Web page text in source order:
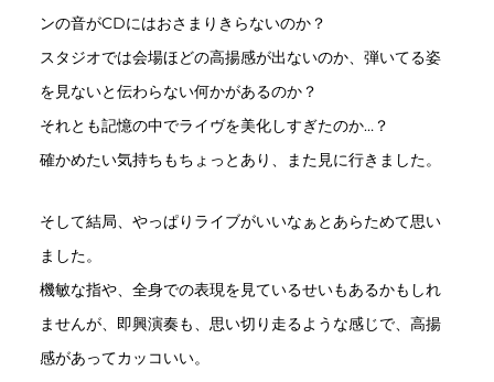
ンの音がCDにはおさまりきらないのか？
スタジオでは会場ほどの高揚感が出ないのか、弾いてる姿
を見ないと伝わらない何かがあるのか？
それとも記憶の中でライヴを美化しすぎたのか…？
確かめたい気持ちもちょっとあり、また見に行きました。
そして結局、やっぱりライブがいいなぁとあらためて思い
ました。
機敏な指や、全身での表現を見ているせいもあるかもしれ
ませんが、即興演奏も、思い切り走るような感じで、高揚
感があってカッコいい。